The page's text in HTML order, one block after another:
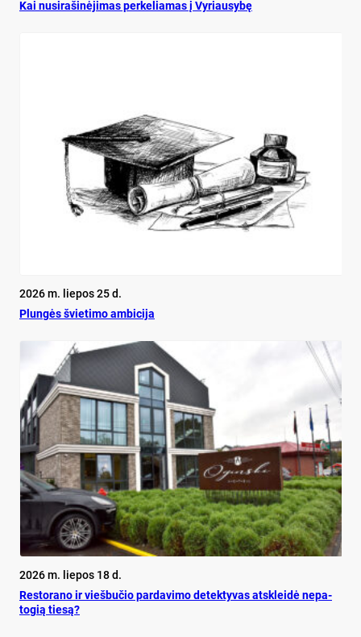
Kai nu­si­ra­ši­nė­ji­mas per­ke­lia­mas į Vy­riau­sy­bę
2026 m. liepos 25 d.
Plun­gės švie­ti­mo am­bi­ci­ja
2026 m. liepos 18 d.
Res­to­ra­no ir vieš­bu­čio par­da­vi­mo de­tek­ty­vas at­sklei­dė ne­pa­
to­gią tie­są?